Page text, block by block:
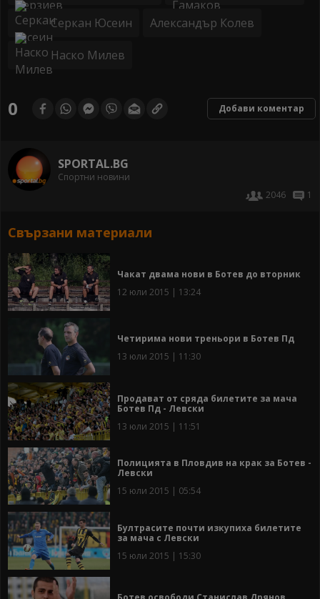
Серкан Юсеин Александър Колев
Наско Милев
0 Добави коментар
SPORTAL.BG
Спортни новини
2046
1
Свързани материали
Чакат двама нови в Ботев до вторник
12 юли 2015 | 13:24
Четирима нови треньори в Ботев Пд
13 юли 2015 | 11:30
Продават от сряда билетите за мача
Ботев Пд - Левски
13 юли 2015 | 11:51
Полицията в Пловдив на крак за Ботев -
Левски
15 юли 2015 | 05:54
Бултрасите почти изкупиха билетите
за мача с Левски
15 юли 2015 | 15:30